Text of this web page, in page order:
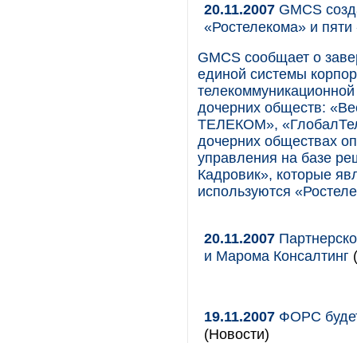
20.11.2007 GMCS
«Ростелекома» и пяти
GMCS cообщает о
единой системы
дочерних обществ:
ТЕЛЕКОМ»,
дочерних обществах
управления на базе
Кадровик», которые
используются
20.11.2007
и Марома Консалтинг
19.11.2007 ФОРС
(Новости)